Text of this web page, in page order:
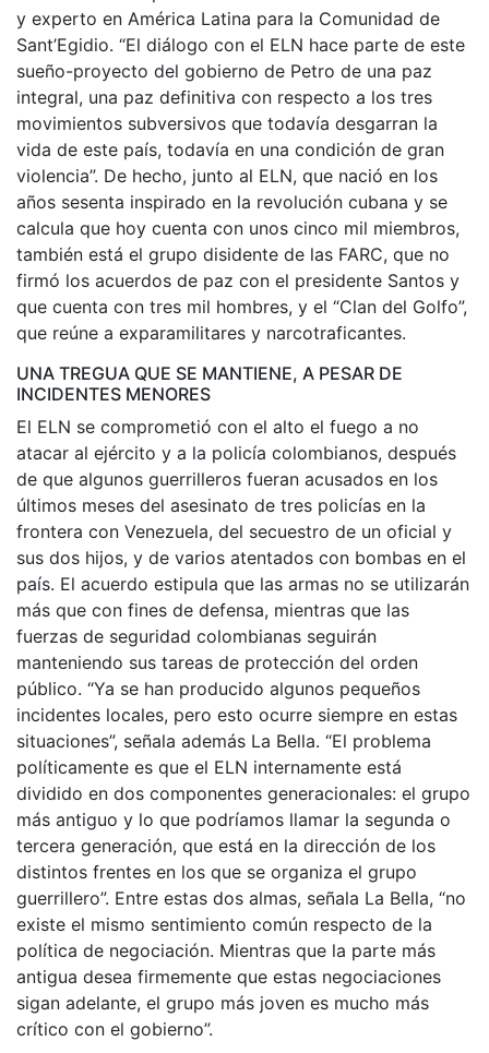
y experto en América Latina para la Comunidad de
Sant’Egidio. “El diálogo con el ELN hace parte de este
sueño-proyecto del gobierno de Petro de una paz
integral, una paz definitiva con respecto a los tres
movimientos subversivos que todavía desgarran la
vida de este país, todavía en una condición de gran
violencia”. De hecho, junto al ELN, que nació en los
años sesenta inspirado en la revolución cubana y se
calcula que hoy cuenta con unos cinco mil miembros,
también está el grupo disidente de las FARC, que no
firmó los acuerdos de paz con el presidente Santos y
que cuenta con tres mil hombres, y el “Clan del Golfo”,
que reúne a exparamilitares y narcotraficantes.
UNA TREGUA QUE SE MANTIENE, A PESAR DE
INCIDENTES MENORES
El ELN se comprometió con el alto el fuego a no
atacar al ejército y a la policía colombianos, después
de que algunos guerrilleros fueran acusados en los
últimos meses del asesinato de tres policías en la
frontera con Venezuela, del secuestro de un oficial y
sus dos hijos, y de varios atentados con bombas en el
país. El acuerdo estipula que las armas no se utilizarán
más que con fines de defensa, mientras que las
fuerzas de seguridad colombianas seguirán
manteniendo sus tareas de protección del orden
público. “Ya se han producido algunos pequeños
incidentes locales, pero esto ocurre siempre en estas
situaciones”, señala además La Bella. “El problema
políticamente es que el ELN internamente está
dividido en dos componentes generacionales: el grupo
más antiguo y lo que podríamos llamar la segunda o
tercera generación, que está en la dirección de los
distintos frentes en los que se organiza el grupo
guerrillero”. Entre estas dos almas, señala La Bella, “no
existe el mismo sentimiento común respecto de la
política de negociación. Mientras que la parte más
antigua desea firmemente que estas negociaciones
sigan adelante, el grupo más joven es mucho más
crítico con el gobierno”.